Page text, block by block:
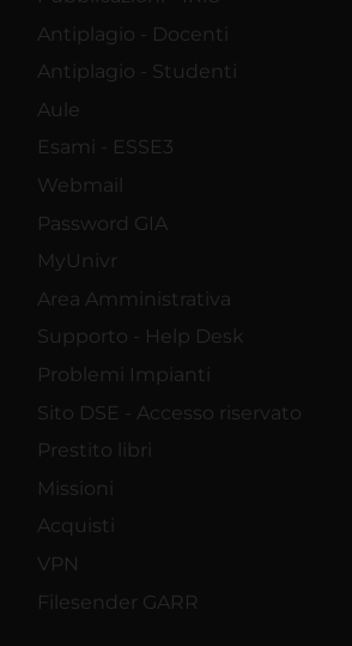
Antiplagio - Docenti
Antiplagio - Studenti
Aule
Esami - ESSE3
Webmail
Password GIA
MyUnivr
Area Amministrativa
Supporto - Help Desk
Problemi Impianti
Sito DSE - Accesso riservato
Prestito libri
Missioni
Acquisti
VPN
Filesender GARR